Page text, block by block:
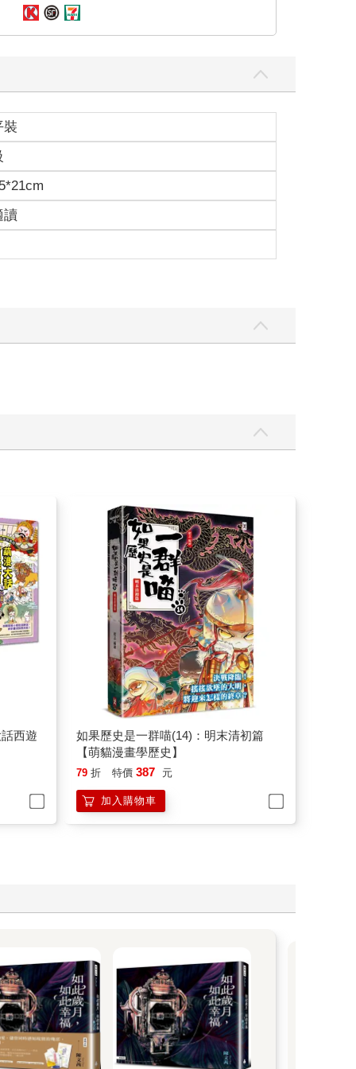
裝
讀
西遊
如果歷史是一群喵(14)：明末清初篇
【萌貓漫畫學歷史】
79 折 特價 387 元
加入購物車